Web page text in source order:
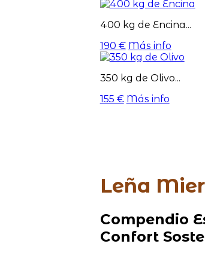
400 kg de Encina...
190 € Más info
350 kg de Olivo...
155 € Más info
Leña
Compendio
Confort